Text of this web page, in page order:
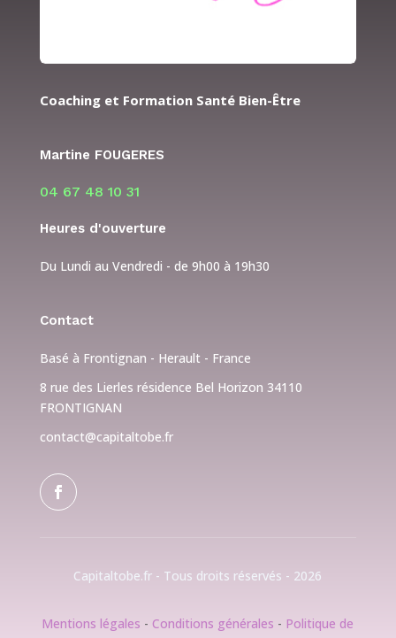
Coaching et Formation Santé Bien-Être
Martine FOUGERES
04 67 48 10 31
Heures d'ouverture
Du Lundi au Vendredi - de 9h00 à 19h30
Contact
Basé à Frontignan - Herault - France
8 rue des Lierles résidence Bel Horizon 34110
FRONTIGNAN
contact@capitaltobe.fr
Capitaltobe.fr - Tous droits réservés - 2026
Mentions légales -Conditions générales - Politique de